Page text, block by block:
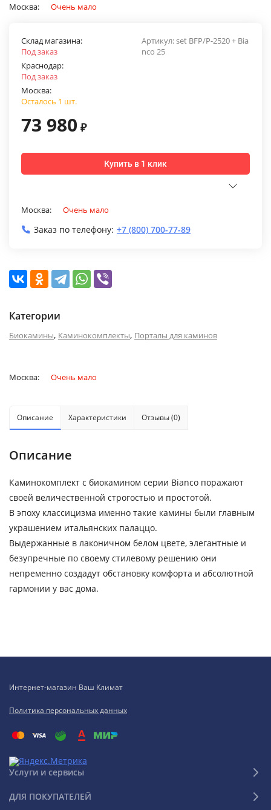
Москва: Очень мало
Артикул:set BFP/P-2520 + Bia
nco 25
Склад магазина:
Под заказ
Краснодар:
Под заказ
Москва:
Осталось 1 шт.
73 980 ₽
Купить в 1 клик
Москва: Очень мало
Заказ по телефону: +7 (800) 700-77-89
Категории
Биокамины, Каминокомплекты, Порталы для каминов
Москва: Очень мало
Описание Характеристики Отзывы (0)
Описание
Каминокомплект с биокамином серии Bianco поражают
своей величественной строгостью и простотой.
В эпоху классицизма именно такие камины были главным
украшением итальянских палаццо.
Выдержанные в лаконичном белом цвете, элегантные и
безупречные по своему стилевому решению они
непременно создадут обстановку комфорта и абсолютной
гармонии у вас дома.
Интернет-магазин Ваш Климат
Политика персональных данных
Услуги и сервисы
ДЛЯ ПОКУПАТЕЛЕЙ